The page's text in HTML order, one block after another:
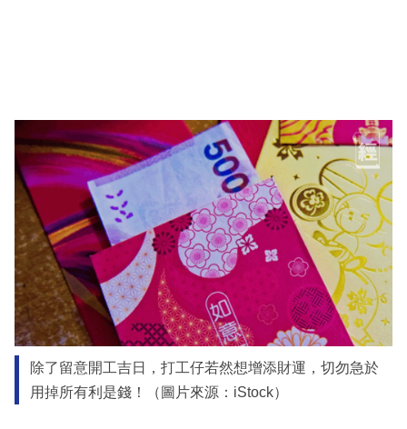
除了留意開工吉日，打工仔若然想增添財運，切勿急於
用掉所有利是錢！（圖片來源：iStock）